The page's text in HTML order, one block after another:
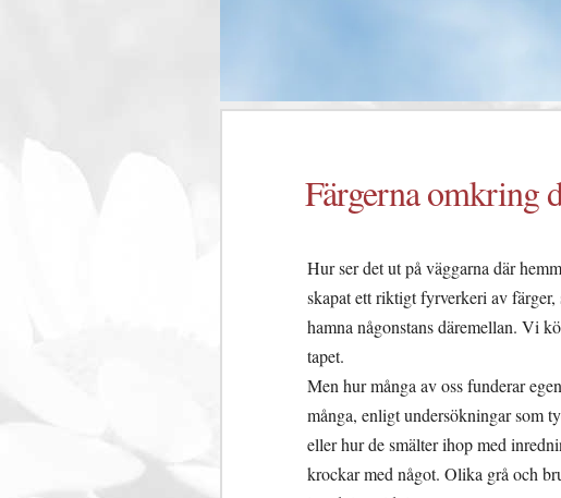
Färgerna omkring
Hur ser det ut på väggarna där
skapat ett riktigt fyrverkeri av
hamna någonstans däremellan. Vi
tapet.
Men hur många av oss funderar
många, enligt undersökningar som
eller hur de smälter ihop med
krockar med något. Olika grå och